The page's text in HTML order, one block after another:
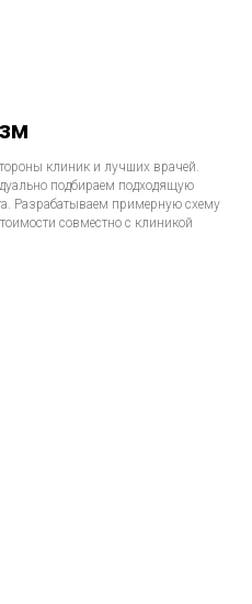
клиник и лучших врачей.
подбираем подходящую
Разрабатываем примерную схему
совместно с клиникой